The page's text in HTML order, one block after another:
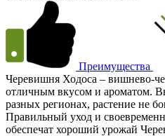
Преимущества
Черевишня Ходоса – вишнево-
отличным вкусом и ароматом.
разных регионах, растение не
Правильный уход и
обеспечат хороший урожай